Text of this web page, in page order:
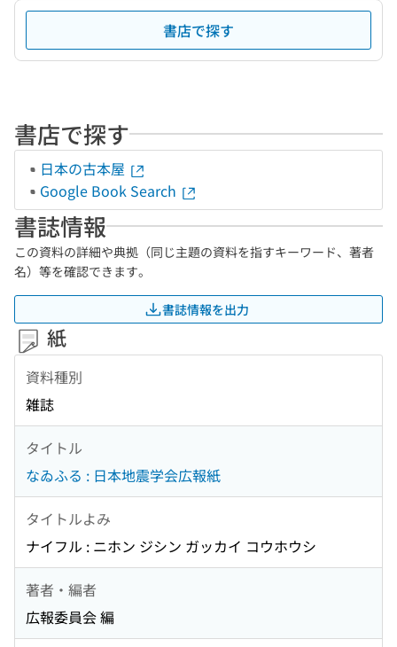
書店で探す
書店で探す
日本の古本屋
Google Book Search
書誌情報
この資料の詳細や典拠（同じ主題の資料を指すキーワード、著者
名）等を確認できます。
書誌情報を出力
紙
資料種別
雑誌
タイトル
なゐふる : 日本地震学会広報紙
タイトルよみ
ナイフル : ニホン ジシン ガッカイ コウホウシ
著者・編者
広報委員会 編